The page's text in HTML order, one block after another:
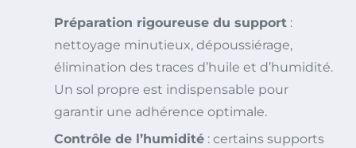
Préparation rigoureuse du support :
nettoyage minutieux, dépoussiérage,
élimination des traces d’huile et d’humidité.
Un sol propre est indispensable pour
garantir une adhérence optimale.
Contrôle de l’humidité : certains supports